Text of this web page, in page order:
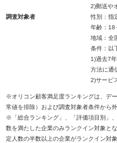
2)郵送や
調査対象者
性別：指
年齢：18
地域：全
条件：以
1)過去7
方法に通
2)サービ
※オリコン顧客満足度ランキングは、デ
常値を排除）および調査対象者条件から
※「総合ランキング」、「評価項目別」
数を満たした企業のみランクイン対象と
定人数の半数以上の企業がランクイン対象